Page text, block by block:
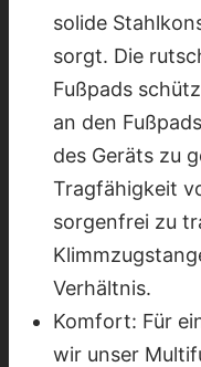
solide
sorgt. Die
Fußpads
an den
des Geräts zu
Tragfähigkeit
sorgenfrei zu
Verhältnis.
Komfort: Für
wir unser